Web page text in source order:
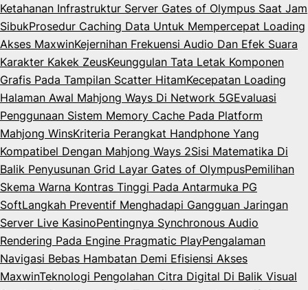
Ketahanan Infrastruktur Server Gates of Olympus Saat Jam
SibukProsedur Caching Data Untuk Mempercepat Loading
Akses MaxwinKejernihan Frekuensi Audio Dan Efek Suara
Karakter Kakek ZeusKeunggulan Tata Letak Komponen
Grafis Pada Tampilan Scatter HitamKecepatan Loading
Halaman Awal Mahjong Ways Di Network 5GEvaluasi
Penggunaan Sistem Memory Cache Pada Platform
Mahjong WinsKriteria Perangkat Handphone Yang
Kompatibel Dengan Mahjong Ways 2Sisi Matematika Di
Balik Penyusunan Grid Layar Gates of OlympusPemilihan
Skema Warna Kontras Tinggi Pada Antarmuka PG
SoftLangkah Preventif Menghadapi Gangguan Jaringan
Server Live KasinoPentingnya Synchronous Audio
Rendering Pada Engine Pragmatic PlayPengalaman
Navigasi Bebas Hambatan Demi Efisiensi Akses
MaxwinTeknologi Pengolahan Citra Digital Di Balik Visual